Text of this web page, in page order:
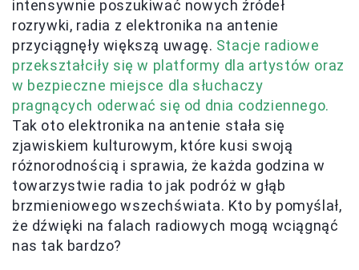
intensywnie poszukiwać nowych źródeł
rozrywki, radia z elektronika na antenie
przyciągnęły większą uwagę. Stacje radiowe
przekształciły się w platformy dla artystów oraz
w bezpieczne miejsce dla słuchaczy
pragnących oderwać się od dnia codziennego.
Tak oto elektronika na antenie stała się
zjawiskiem kulturowym, które kusi swoją
różnorodnością i sprawia, że każda godzina w
towarzystwie radia to jak podróż w głąb
brzmieniowego wszechświata. Kto by pomyślał,
że dźwięki na falach radiowych mogą wciągnąć
nas tak bardzo?